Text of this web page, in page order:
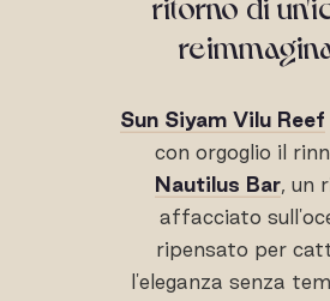
Sun Siyam Vilu Reef
con orgoglio il
Nautilus Bar, un
affacciato
ripensato per
l'eleganza senza